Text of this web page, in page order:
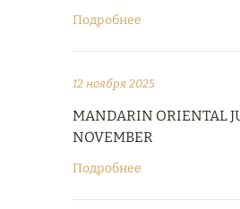
Подробнее
12 ноября 2025
MANDARIN ORIENTAL
NOVEMBER
Подробнее